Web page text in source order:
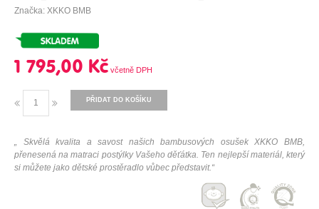
Značka: XKKO BMB
1 795,00 Kč
PŘIDAT DO KOŠÍKU
„ Skvělá kvalita a savost našich bambusových osušek XKKO BMB,
přenesená na matraci postýlky Vašeho děťátka. Ten nejlepší materiál, který
si můžete jako dětské prostěradlo vůbec představit.“